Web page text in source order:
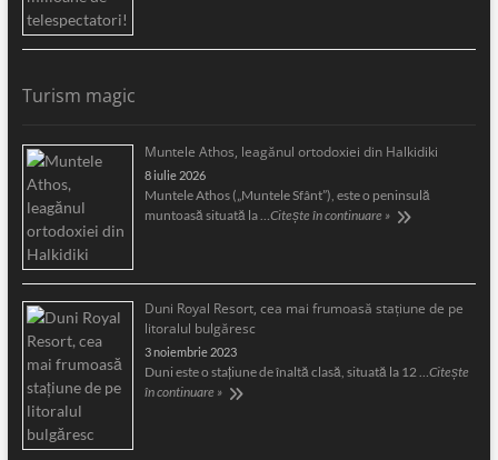
Turism magic
Muntele Athos, leagănul ortodoxiei din Halkidiki
8 iulie 2026
Muntele Athos („Muntele Sfânt”), este o peninsulă
muntoasă situată la … Citește în continuare »
Duni Royal Resort, cea mai frumoasă staţiune de pe
litoralul bulgăresc
3 noiembrie 2023
Duni este o staţiune de înaltă clasă, situată la 12 … Citește
în continuare »